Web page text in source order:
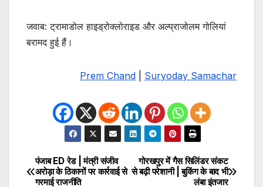
जवाब: ट्रामाडोल हाइड्रोक्लोराइड और अल्प्राजोलम गोलियां
बरामद हुई हैं।
Prem Chand Suryoday Samachar
Post
गोरखपुर में गैस सिलिंडर संकट
से बढ़ी परेशानी | बुकिंग के बाद भी
लंबा इंतजार
पंजाब ED रेड | मंत्री संजीव
अरोड़ा के ठिकानों पर कार्रवाई से
गरमाई राजनीति